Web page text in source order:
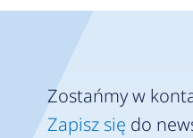
Zostańmy w
Zapisz się do